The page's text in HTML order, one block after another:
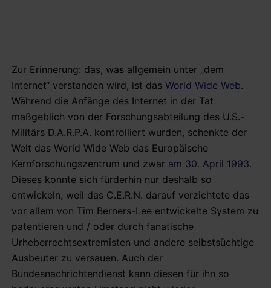
Zur Erinnerung: das, was allgemein unter „dem
Internet“ verstanden wird, ist das World Wide Web.
Während die Anfänge des Internet in der Tat
maßgeblich von der Forschungsabteilung des U.S.-
Militärs D.A.R.P.A. kontrolliert wurden, schenkte der
Welt das World Wide Web das Europäische
Kernforschungszentrum und zwar am 30. April 1993.
Dieses konnte sich fürderhin nur deshalb so
entwickeln, weil das C.E.R.N. darauf verzichtete das
vor allem von Tim Berners-Lee entwickelte System zu
patentieren und / oder durch fanatische
Urheberrechtsextremisten und andere selbstsüchtige
Ausbeuter zu versauen. Auch der
Bundesnachrichtendienst kann diesen für ihn so